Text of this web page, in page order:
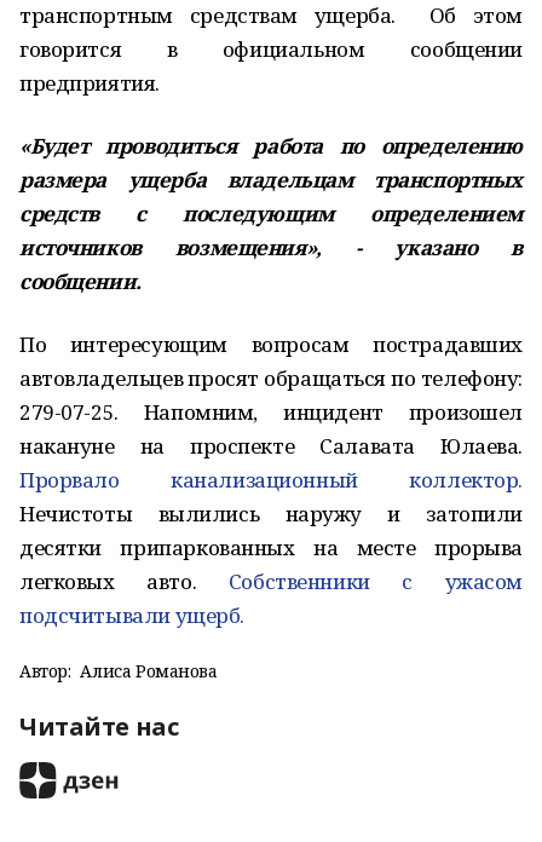
транспортным средствам ущерба. Об этом
говорится в официальном сообщении
предприятия.
«Будет проводиться работа по определению
размера ущерба владельцам транспортных
средств с последующим определением
источников возмещения», - указано в
сообщении.
По интересующим вопросам пострадавших
автовладельцев просят обращаться по телефону:
279-07-25. Напомним, инцидент произошел
накануне на проспекте Салавата Юлаева.
Прорвало канализационный коллектор.
Нечистоты вылились наружу и затопили
десятки припаркованных на месте прорыва
легковых авто. Собственники с ужасом
подсчитывали ущерб.
Автор: Алиса Романова
Читайте нас